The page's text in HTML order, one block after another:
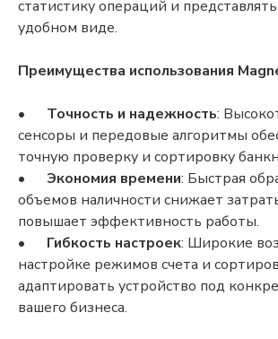
статистику операций и
удобном виде.
Преимущества использования
• Точность и надежность:
сенсоры и передовые алгоритмы
точную проверку и сортировку
•
Экономия времени: Быстрая
объемов наличности снижает
повышает эффективность работы.
•
Гибкость настроек: Широкие
настройке режимов счета и
адаптировать устройство под
вашего бизнеса.